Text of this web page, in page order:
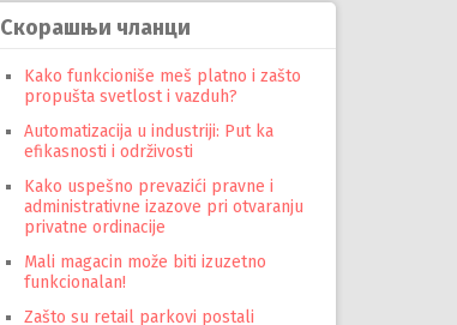
Скорашњи чланци
Kako funkcioniše meš platno i zašto
propušta svetlost i vazduh?
Automatizacija u industriji: Put ka
efikasnosti i održivosti
Kako uspešno prevazići pravne i
administrativne izazove pri otvaranju
privatne ordinacije
Mali magacin može biti izuzetno
funkcionalan!
Zašto su retail parkovi postali